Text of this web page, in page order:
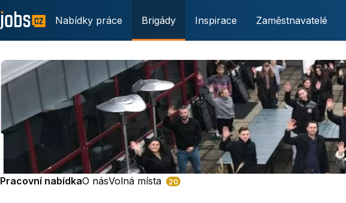
Nabídky práce Brigády Inspirace Zaměstnavatelé
Pracovní nabídkaO násVolná místa 20